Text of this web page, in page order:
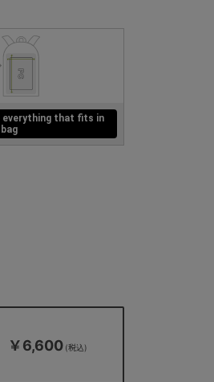
￥6,600
everything that fits in